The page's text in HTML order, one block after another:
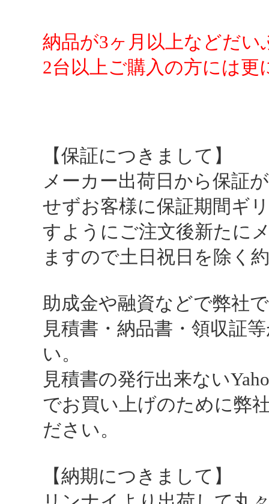
納品が3ヶ月以上などだ
2台以上ご購入の方には更
【保証につきまして】
メーカー出荷日から保証
せずお客様に保証期間ギ
すようにご注文後新たに
ますので土日祝日を除く
助成金や融資などで弊社
見積書・納品書・領収証
い。
見積書の発行出来ない
でお買い上げのために弊
ださい。
【納期につきまして】